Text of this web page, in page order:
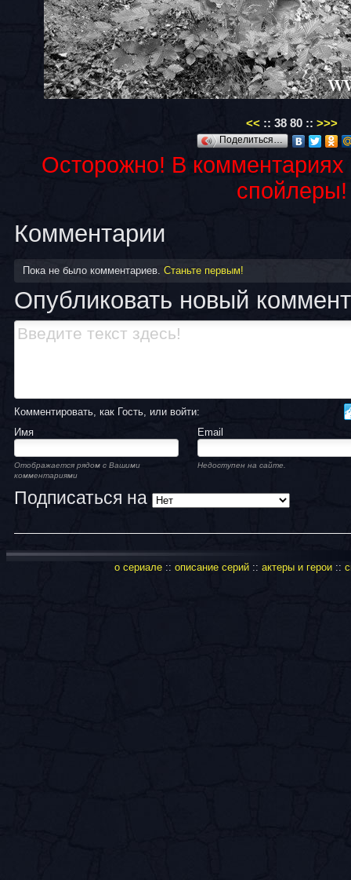
<< :: 38 80 :: >>>
Поделиться…
Осторожно! В
спойлеры!
Комментарии
Пока не было комментариев. Станьте первым!
Опубликовать новый
Комментировать, как Гость, или войти:
Имя
Email
Отображается рядом с Вашими
комментариями
Недоступен на сайте.
Подписаться на
о сериале:: описание серий:: актеры и герои::